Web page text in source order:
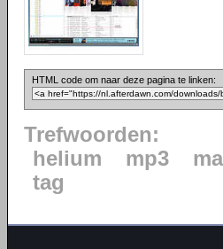
HTML code om naar deze pagina te linken:
Trefwoorden:
helium
mp3
tag